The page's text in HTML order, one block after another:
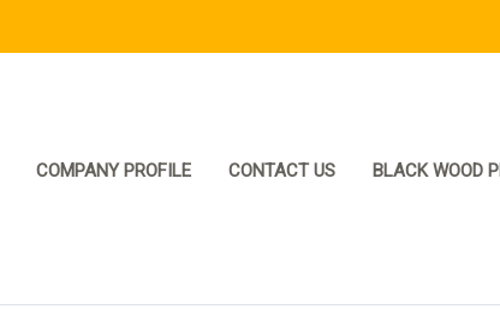
COMPANY PROFILE CONTACT US BLACK WOOD